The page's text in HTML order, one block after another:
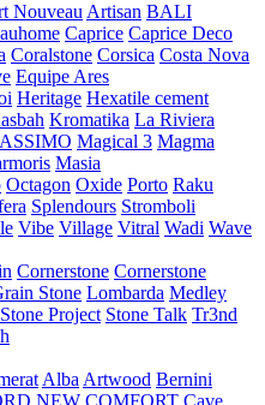
Nouveau Artisan BALI
Caprice Caprice Deco
Coralstone Corsica Costa Nova
Equipe Ares
Heritage Hexatile cement
Kromatika La Riviera
Magical 3 Magma
Masia
Octagon Oxide Porto Raku
Splendours Stromboli
Vibe Village Vitral Wadi Wave
Cornerstone Cornerstone
Stone Lombarda Medley
Stone Project Stone Talk Tr3nd
Alba Artwood Bernini